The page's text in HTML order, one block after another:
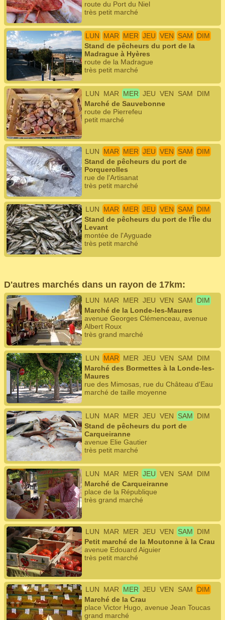
route du Port du Niel
très petit marché
LUN MAR MER JEU VEN SAM
DIM
Stand de pêcheurs du port de la
Madrague à Hyères
route de la Madrague
très petit marché
LUN MAR MER JEU VEN SAM
DIM
Marché de Sauvebonne
route de Pierrefeu
petit marché
LUN MAR MER JEU VEN SAM
DIM
Stand de pêcheurs du port de
Porquerolles
rue de l'Artisanat
très petit marché
LUN MAR MER JEU VEN SAM
DIM
Stand de pêcheurs du port de l'Île du
Levant
montée de l'Ayguade
très petit marché
D'autres marchés dans un rayon de 17km:
LUN MAR MER JEU VEN SAM
DIM
Marché de la Londe-les-Maures
avenue Georges Clémenceau, avenue
Albert Roux
très grand marché
LUN MAR MER JEU VEN SAM
DIM
Marché des Bormettes à la Londe-les-
Maures
rue des Mimosas, rue du Château d'Eau
marché de taille moyenne
LUN MAR MER JEU VEN SAM
DIM
Stand de pêcheurs du port de
Carqueiranne
avenue Elie Gautier
très petit marché
LUN MAR MER JEU VEN SAM
DIM
Marché de Carqueiranne
place de la République
très grand marché
LUN MAR MER JEU VEN SAM
DIM
Petit marché de la Moutonne à la Crau
avenue Edouard Aiguier
très petit marché
LUN MAR MER JEU VEN SAM
DIM
Marché de la Crau
place Victor Hugo, avenue Jean Toucas
grand marché